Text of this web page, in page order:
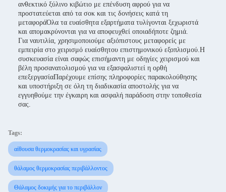
ανθεκτικό ξύλινο κιβώτιο με επένδυση αφρού για να
προστατεύεται από τα σοκ και τις δονήσεις κατά τη
μεταφοράΌλα τα ευαίσθητα εξαρτήματα τυλίγονται ξεχωριστά
και απομακρύνονται για να αποφευχθεί οποιαδήποτε ζημιά.
Για ναυτιλία, χρησιμοποιούμε αξιόπιστους μεταφορείς με
εμπειρία στο χειρισμό ευαίσθητου επιστημονικού εξοπλισμού.Η
συσκευασία είναι σαφώς επισήμαντη με οδηγίες χειρισμού και
βέλη προσανατολισμού για να εξασφαλιστεί η ορθή
επεξεργασίαΠαρέχουμε επίσης πληροφορίες παρακολούθησης
και υποστήριξη σε όλη τη διαδικασία αποστολής για να
εγγυηθούμε την έγκαιρη και ασφαλή παράδοση στην τοποθεσία
σας.
Tags:
αίθουσα θερμοκρασίας και υγρασίας
θάλαμος θερμοκρασίας περιβάλλοντος
Θάλαμος δοκιμής για το περιβάλλον